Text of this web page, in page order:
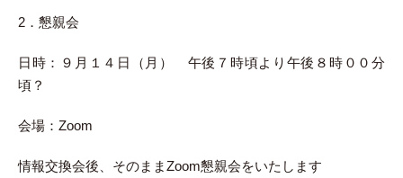
2．懇親会
日時：９月１４日（月） 午後７時頃より午後８時００分
頃？
会場：Zoom
情報交換会後、そのままZoom懇親会をいたします